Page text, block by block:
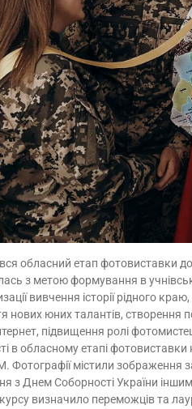
обласний етап фотовиставки
з метою формування в
вивчення історії рідного
нових юних талантів, створення
підвищення ролі
в обласному етапі фотовиставки
містили зображення
з Днем Соборності України
визначило переможців та